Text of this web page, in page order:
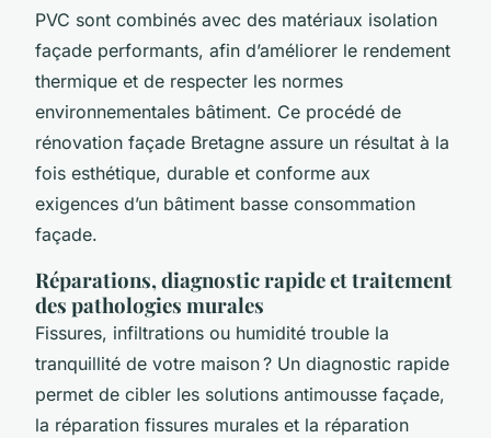
PVC sont combinés avec des matériaux isolation
façade performants, afin d’améliorer le rendement
thermique et de respecter les normes
environnementales bâtiment. Ce procédé de
rénovation façade Bretagne assure un résultat à la
fois esthétique, durable et conforme aux
exigences d’un bâtiment basse consommation
façade.
Réparations, diagnostic rapide et traitement
des pathologies murales
Fissures, infiltrations ou humidité trouble la
tranquillité de votre maison ? Un diagnostic rapide
permet de cibler les solutions antimousse façade,
la réparation fissures murales et la réparation